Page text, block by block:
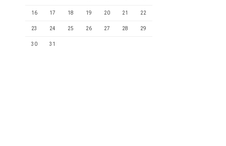
16 17 18 19 20 21 22
23 24 25 26 27 28 29
30 31